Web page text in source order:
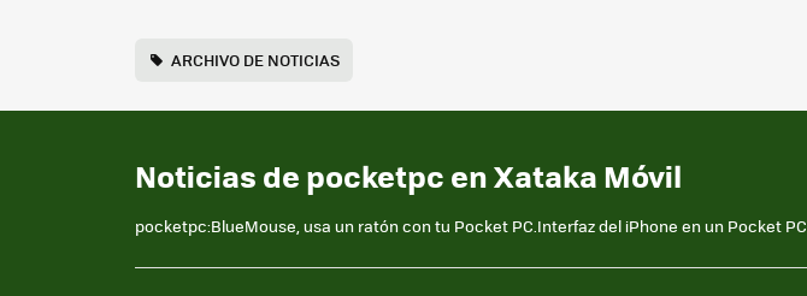
ARCHIVO DE NOTICIAS
Noticias de pocketpc en Xataka Móvil
pocketpc:BlueMouse, usa un ratón con tu Pocket PC.Interfaz del iPhone en un Pocket PC